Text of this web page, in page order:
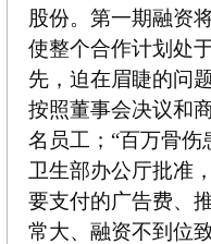
股份。第一期融资
使整个合作计划处
先，迫在眉睫的问
按照董事会决议和
名员工；“百万骨
卫生部办公厅批准
要支付的广告费、
常大、融资不到位